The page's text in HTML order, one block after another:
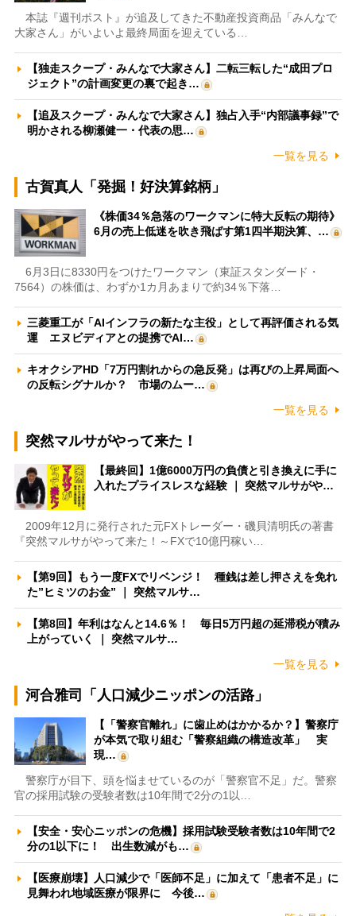
本誌『週刊ポスト』が追及してきた不動産投資商品「みんなで
大家さん」がいよいよ最終局面を迎えている…
【独走スクープ・みんなで大家さん】二転三転した“成田プロ
ジェクト”の計画変更の裏で起き…
【追及スクープ・みんなで大家さん】独占入手“内部議事録”で
明かされる柳瀬健一・代表の思…
一覧を見る
古賀真人「発掘！好決算銘柄」
《株価34％急落のワークマンに特大反転の期待》
6月の売上低迷を吹き飛ばす第1四半期決算、…
6月3日に8330円をつけたワークマン（東証スタンダード・
7564）の株価は、わずか1カ月あまりで約34％下落…
三菱重工が「AIインフラの新たな主役」として再評価される気
運 エヌビディアとの提携でAI…
キオクシアHD「7万円割れからの急反発」は再びの上昇局面へ
の反転シグナルか？ 市場のムー…
一覧を見る
突然マルサがやって来た！
【最終回】1億6000万円の負債と引き換えに手に
入れたプライスレスな経験 ｜ 突然マルサがや…
2009年12月に発行された元FXトレーダー・磯貝清明氏の著書
『突然マルサがやって来た！～FXで10億円稼い…
【第9回】もう一度FXでリベンジ！ 種銭は差し押さえを免れ
た”ヒミツのお金” ｜ 突然マルサ…
【第8回】年利はなんと14.6％！ 毎日5万円超の延滞税が積み
上がっていく ｜ 突然マルサ…
一覧を見る
河合雅司「人口減少ニッポンの活路」
【「警察官離れ」に歯止めはかかるか？】警察庁
が本気で取り組む「警察組織の構造改革」 実
現…
警察庁が目下、頭を悩ませているのが「警察官不足」だ。警察
官の採用試験の受験者数は10年間で2分の1以…
【安全・安心ニッポンの危機】採用試験受験者数は10年間で2
分の1以下に！ 出生数減がも…
【医療崩壊】人口減少で「医師不足」に加えて「患者不足」に
見舞われ地域医療が限界に 今後…